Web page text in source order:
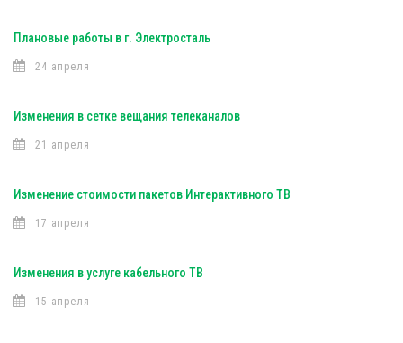
Плановые работы в г. Электросталь
24 апреля
Изменения в сетке вещания телеканалов
21 апреля
Изменение стоимости пакетов Интерактивного ТВ
17 апреля
Изменения в услуге кабельного ТВ
15 апреля